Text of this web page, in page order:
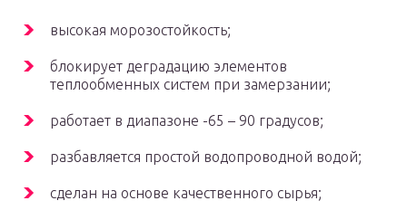
высокая морозостойкость;
блокирует деградацию элементов
теплообменных систем при замерзании;
работает в диапазоне -65 – 90 градусов;
разбавляется простой водопроводной водой;
сделан на основе качественного сырья;